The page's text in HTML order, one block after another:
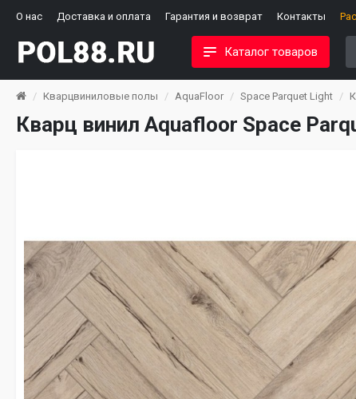
О нас Доставка и оплата Гарантия и возврат Контакты
Каталог товаров
Кварцвиниловые полы AquaFloor Space Parquet Light
Кварц винил Aquafloor Space